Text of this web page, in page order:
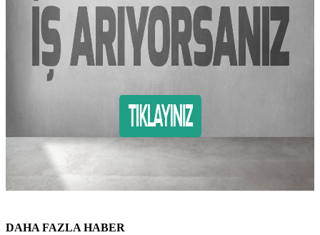
DAHA FAZLA HABER